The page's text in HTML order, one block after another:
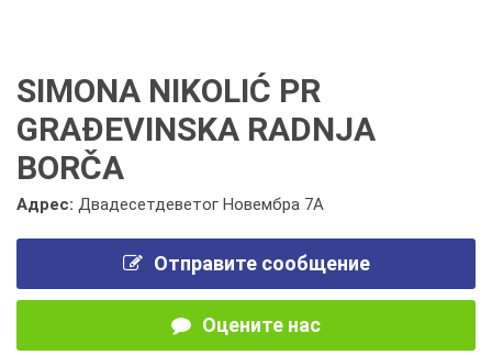
SIMONA NIKOLIĆ PR
GRAĐEVINSKA RADNJA
BORČA
Адрес: Двадесетдеветог Новембра 7А
Отправите сообщение
Оцените нас